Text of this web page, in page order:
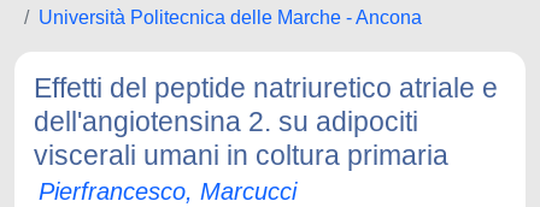
Università Politecnica delle Marche - Ancona
Effetti del peptide natriuretico atriale e
dell'angiotensina 2. su adipociti
viscerali umani in coltura primaria
Pierfrancesco, Marcucci